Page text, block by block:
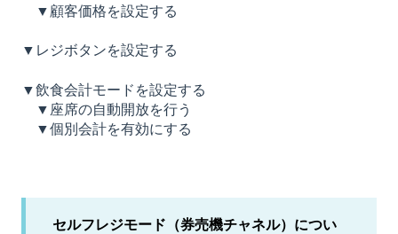
▼顧客価格を設定する
▼レジボタンを設定する
▼飲食会計モードを設定する
▼座席の自動開放を行う
▼個別会計を有効にする
セルフレジモード（券売機チャネル）につい